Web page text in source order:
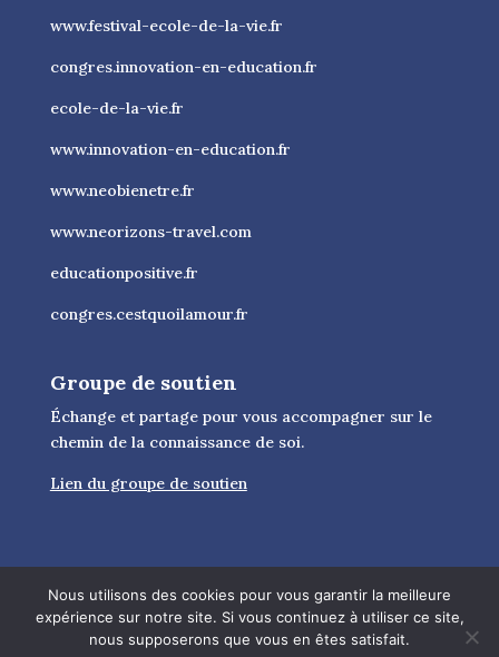
www.festival-ecole-de-la-vie.fr
congres.innovation-en-education.fr
ecole-de-la-vie.fr
www.innovation-en-education.fr
www.neobienetre.fr
www.neorizons-travel.com
educationpositive.fr
congres.cestquoilamour.fr
Groupe de soutien
Échange et partage pour vous accompagner sur le
chemin de la connaissance de soi.
Lien du groupe de soutien
© 2026 Citation bonheur - Tous droits réservés -
Nous utilisons des cookies pour vous garantir la meilleure
expérience sur notre site. Si vous continuez à utiliser ce site,
nous supposerons que vous en êtes satisfait.